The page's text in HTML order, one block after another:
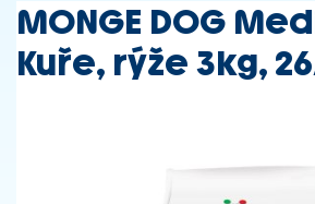
MONGE DOG
Kuře, rýže 3kg,